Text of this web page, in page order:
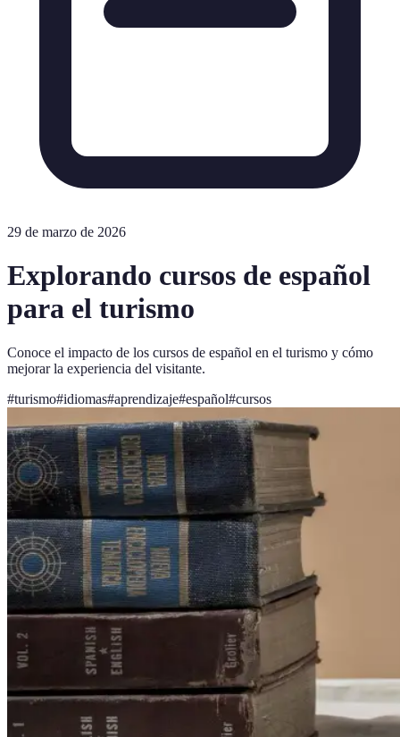
29 de marzo de 2026
Explorando cursos de español
para el turismo
Conoce el impacto de los cursos de español en el turismo y cómo
mejorar la experiencia del visitante.
#turismo#idiomas#aprendizaje#español#cursos